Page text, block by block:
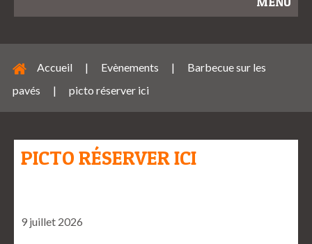
Accueil | Evènements |
Barbecue sur les
pavés
| picto réserver ici
PICTO RÉSERVER ICI
9 juillet 2026